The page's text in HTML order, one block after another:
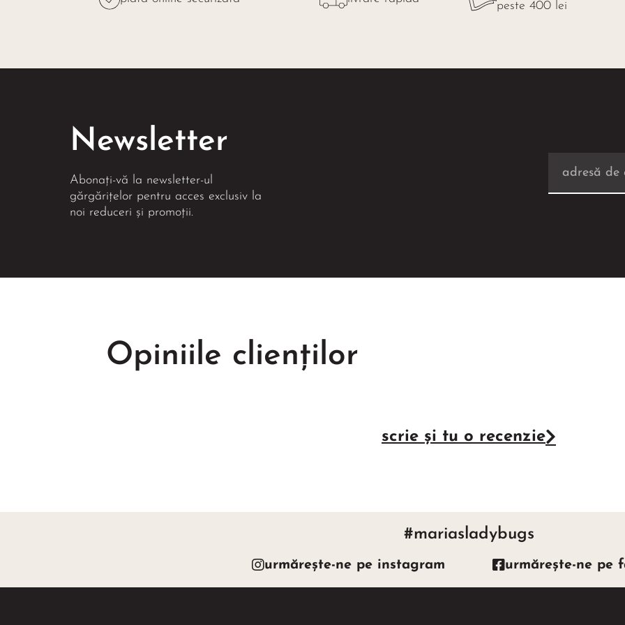
peste 400 lei
Newsletter
Abonați-vă la newsletter-ul
gărgărițelor pentru acces exclusiv la
noi reduceri și promoții.
Opiniile clienților
scrie și tu o recenzie
#mariasladybugs
urmărește-ne pe instagram urmărește-ne pe